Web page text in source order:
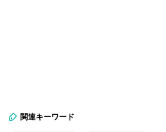
関連キーワード